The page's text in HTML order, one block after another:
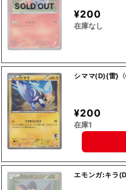
SOLD OUT
¥200
在庫なし
シママ(D){雷}
¥200
在庫1
エモンガ:キラ